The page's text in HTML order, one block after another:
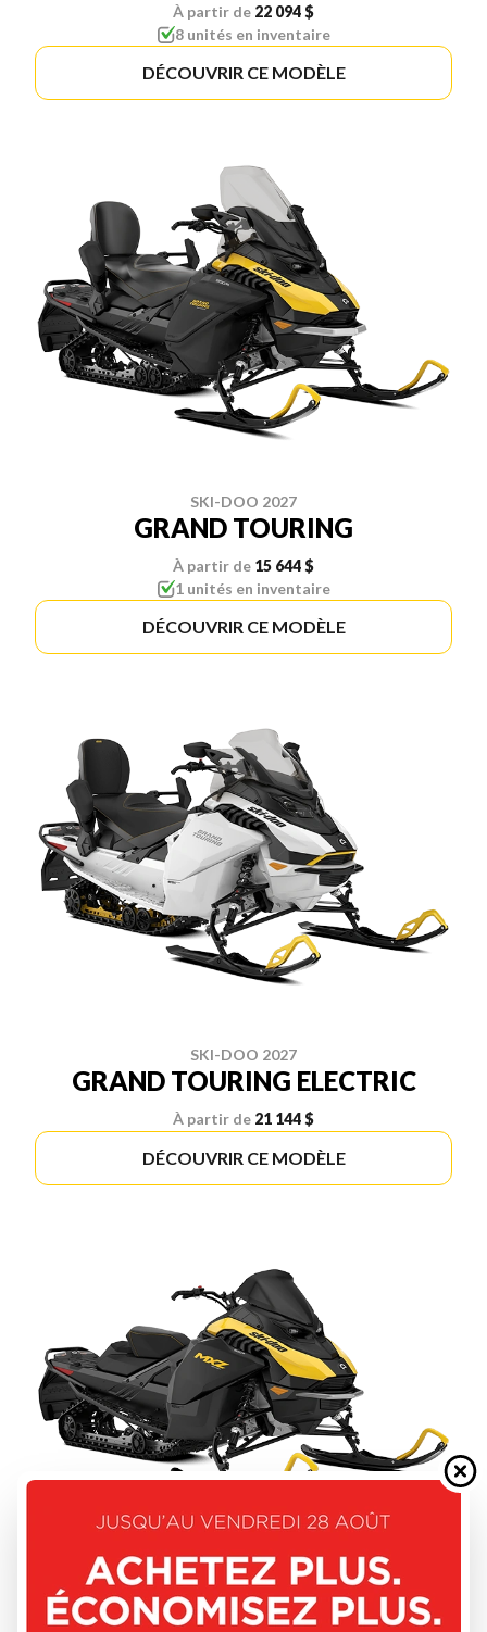
À partir de 22 094 $
8 unités en inventaire
DÉCOUVRIR CE MODÈLE
SKI-DOO 2027
GRAND TOURING
À partir de 15 644 $
1 unités en inventaire
DÉCOUVRIR CE MODÈLE
SKI-DOO 2027
GRAND TOURING ELECTRIC
À partir de 21 144 $
DÉCOUVRIR CE MODÈLE
SKI-DOO 2027
MXZ